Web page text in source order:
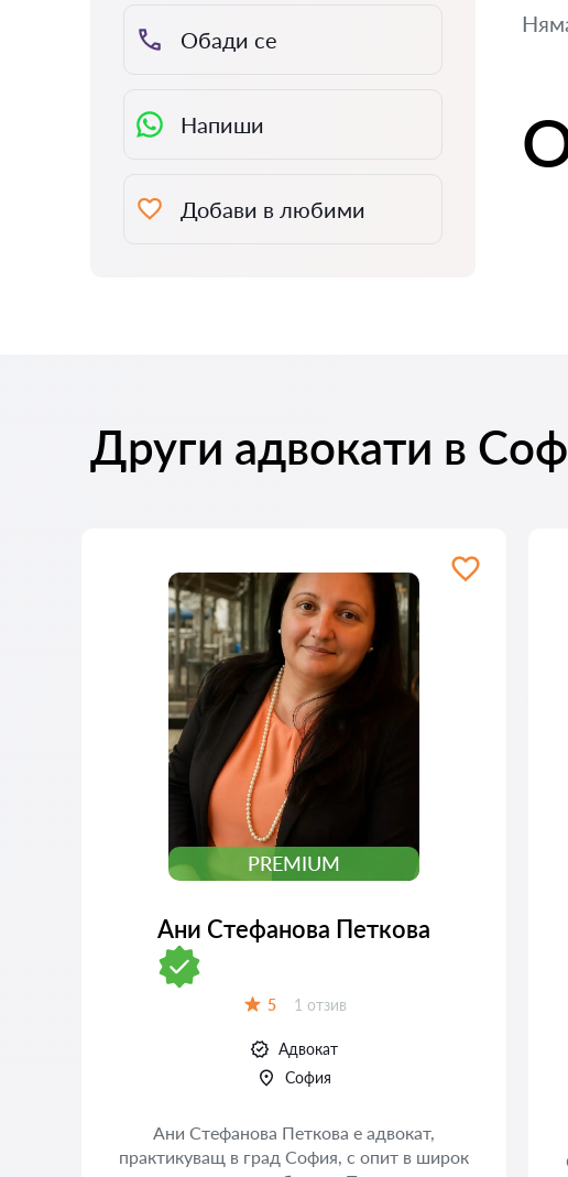
Обади се
Напиши
Добави в любими
Други адвокати в
PREMIUM
Ани Стефанова Петкова
5 Отзиви:
1 отзив
Адвокат
София
Ани Стефанова Петкова е адвокат,
практикуващ в град София, с опит в широк